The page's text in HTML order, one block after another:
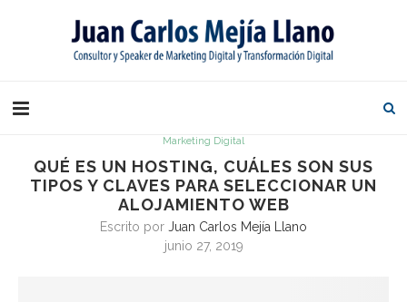
Marketing Digital
QUÉ ES UN HOSTING, CUÁLES SON SUS
TIPOS Y CLAVES PARA SELECCIONAR UN
ALOJAMIENTO WEB
Escrito por Juan Carlos Mejía Llano
junio 27, 2019